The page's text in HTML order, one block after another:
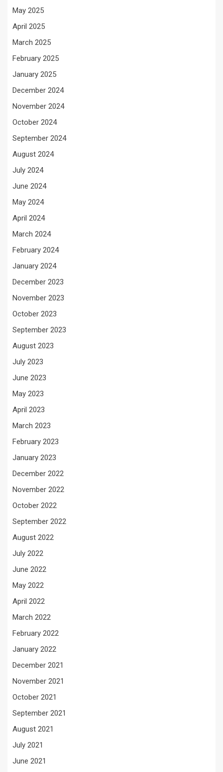
May 2025
April 2025
March 2025
February 2025
January 2025
December 2024
November 2024
October 2024
September 2024
August 2024
July 2024
June 2024
May 2024
April 2024
March 2024
February 2024
January 2024
December 2023
November 2023
October 2023
September 2023
August 2023
July 2023
June 2023
May 2023
April 2023
March 2023
February 2023
January 2023
December 2022
November 2022
October 2022
September 2022
August 2022
July 2022
June 2022
May 2022
April 2022
March 2022
February 2022
January 2022
December 2021
November 2021
October 2021
September 2021
August 2021
July 2021
June 2021